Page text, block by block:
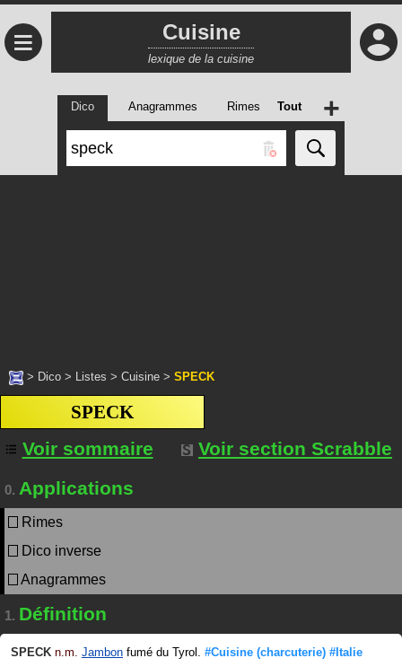
≡ Cuisine
lexique de la cuisine
Dico Anagrammes Rimes Tout +
> Dico > Listes > Cuisine > SPECK
SPECK
Voir sommaire
Voir section Scrabble
0. Applications
Rimes
Dico inverse
Anagrammes
1. Définition
SPECK n.m. Jambon fumé du Tyrol. #Cuisine (charcuterie) #Italie